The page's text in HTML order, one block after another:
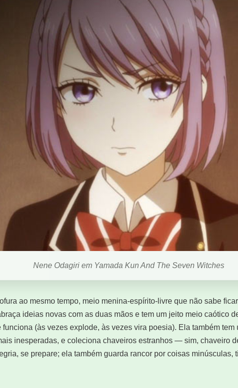
Nene Odagiri em Yamada Kun And The Seven Witches
ao mesmo tempo, meio menina-espírito-livre que não sabe
ideias novas com as duas mãos e tem um jeito meio caótico
funciona (às vezes explode, às vezes vira poesia). Ela também tem
inesperadas, e coleciona chaveiros estranhos — sim, chaveiro
se prepare; ela também guarda rancor por coisas minúsculas,